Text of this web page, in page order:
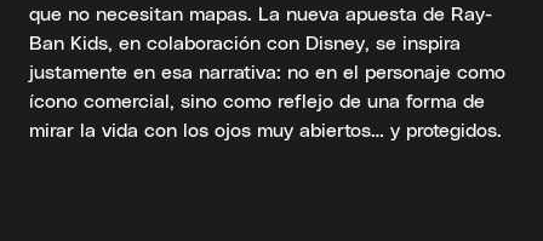
que no necesitan mapas. La nueva apuesta de Ray-
Ban Kids, en colaboración con Disney, se inspira
justamente en esa narrativa: no en el personaje como
ícono comercial, sino como reflejo de una forma de
mirar la vida con los ojos muy abiertos… y protegidos.